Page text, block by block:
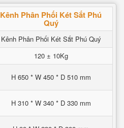
Kênh Phân Phối Két Sắt Phú
Quý
Kênh Phân Phối Két Sắt Phú Quý
120 ± 10Kg
H 650 * W 450 * D 510 mm
H 310 * W 340 * D 330 mm